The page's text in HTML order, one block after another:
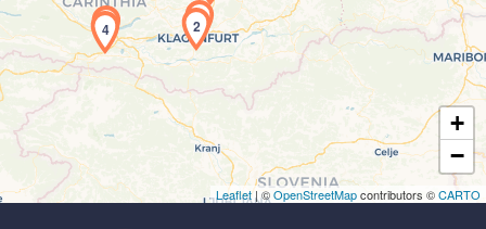
Laden der Karte...
1
2
3
4
+
−
Leaflet| ©OpenStreetMapcontributors ©CARTO